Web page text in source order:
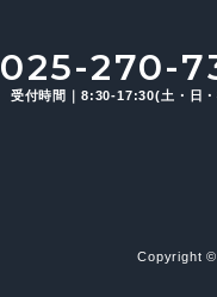
025-270-
受付時間｜8:30-17:30(土・日
Copyright